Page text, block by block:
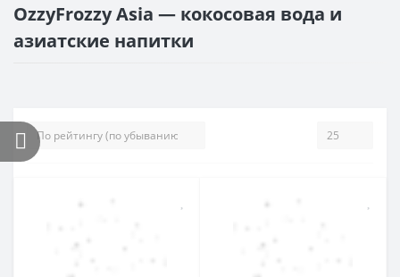
OzzyFrozzy Asia — кокосовая вода и
азиатские напитки